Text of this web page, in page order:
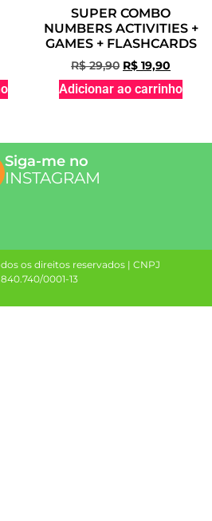
SUPER COMBO
NUMBERS ACTIVITIES +
GAMES + FLASHCARDS
R$29,90 R$ 19,90
Adicionar ao carrinho
Siga-me no
INSTAGRAM
os direitos reservados | CNPJ
0001-13